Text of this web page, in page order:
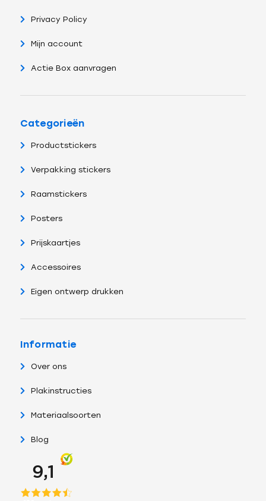
Privacy Policy
Mijn account
Actie Box aanvragen
Categorieën
Productstickers
Verpakking stickers
Raamstickers
Posters
Prijskaartjes
Accessoires
Eigen ontwerp drukken
Informatie
Over ons
Plakinstructies
Materiaalsoorten
Blog